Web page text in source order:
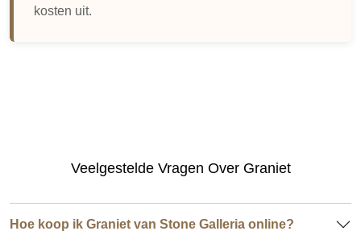
kosten uit.
Veelgestelde Vragen Over Graniet
Hoe koop ik Graniet van Stone Galleria online?